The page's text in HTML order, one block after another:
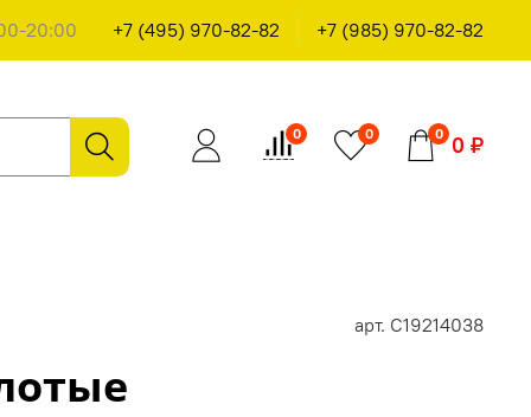
20:00 +7 (495) 970-82-82 +7 (985) 970-82-82
0 0 0 0 ₽
арт. С19214038